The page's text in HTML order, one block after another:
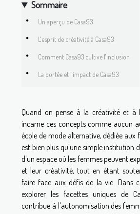
Sommaire
Un aperçu de Casa93
L'esprit de créativité à Casa93
Comment Casa93 cultive l'inclusion
La portée et l'impact de Casa93
Quand on pense à la créativité et à
incarne ces concepts comme aucun
école de mode alternative, dédiée aux
est bien plus qu'une simple institution
d'un espace où les femmes peuvent
et leur créativité, tout en étant
faire face aux défis de la vie. Dans
explorer les facettes uniques de
contribue à l'autonomisation des